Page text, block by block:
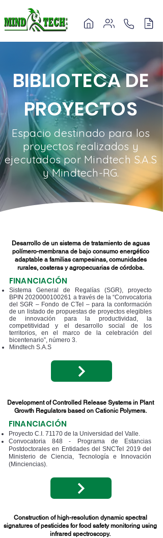
BIBLIOTECA DE
PROYECTOS
Espacio destinado para los
proyectos realizados y
ejecutados por Mindtech S.A.S
y Mindtech-RG.
Desarrollo de un sistema de tratamiento de aguas
polímero-membrana de bajo consumo energético
adaptable a familias campesinas, comunidades
rurales, costeras y agropecuarias de córdoba.
FINANCIACIÓN
Sistema General de Regalías (SGR), proyecto
BPIN2020000100261 a través de la “Convocatoria
del SGR – Fondo de CTeI – para la conformación
de un listado de propuestas de proyectos elegibles
de innovación para la productividad, la
competitividad y el desarrollo social de los
territorios, en el marco de la celebración del
bicentenario”, número 3.
Mindtech S.A.S
Development of Controlled Release Systems in Plant
Growth Regulators based on Cationic Polymers.
FINANCIACIÓN
Proyecto C.I. 71170 de la Universidad del Valle.
Convocatoria 848 - Programa de Estancias
Postdoctorales en Entidades del SNCTeI 2019 del
Ministerio de Ciencia, Tecnología e Innovación
(Minciencias).
Construction of high-resolution dynamic spectral
signatures of pesticides for food safety monitoring using
infrared spectroscopy.